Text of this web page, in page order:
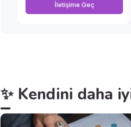
İletişime Geç
✨ Kendini daha